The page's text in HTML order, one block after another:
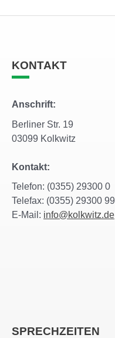
KONTAKT
Anschrift:
Berliner Str. 19
03099 Kolkwitz
Kontakt:
Telefon: (0355) 29300 0
Telefax: (0355) 29300 99
E-Mail: info@kolkwitz.de
SPRECHZEITEN